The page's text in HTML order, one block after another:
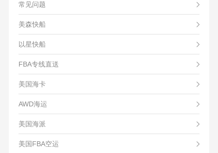
常见问题
美森快船
以星快船
FBA专线直送
美国海卡
AWD海运
美国海派
美国FBA空运